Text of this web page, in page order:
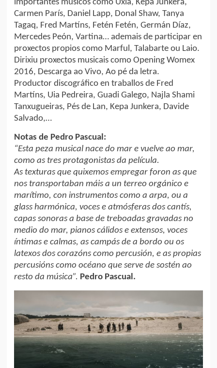
importantes músicos como Uxía, Kepa Junkera,
Carmen París, Daniel Lapp, Donal Shaw, Tanya
Tagaq, Fred Martíns, Fetén Fetén, Germán Díaz,
Mercedes Peón, Vartina… ademais de participar en
proxectos propios como Marful, Talabarte ou Laio.
Dirixiu proxectos musicais como Opening Womex
2016, Descarga ao Vivo, Ao pé da letra.
Productor discográfico en traballos de Fred
Martíns, Uia Pedreira, Guadi Galego, Najla Shami
Tanxugueiras, Pés de Lan, Kepa Junkera, Davide
Salvado,…
Notas de Pedro Pascual:
“Esta peza musical nace do mar e vuelve ao mar,
como as tres protagonistas da película.
As texturas que quixemos empregar foron as que
nos transportaban máis a un terreo orgánico e
marítimo, con instrumentos como a arpa, ou a
glass harmónica, voces e atmósferas dos cantís,
capas sonoras a base de treboadas gravadas no
medio do mar, pianos cálidos e extensos, voces
íntimas e calmas, as campás de a bordo ou os
latexos dos corazóns como percusión, e as propias
percusións como océano que serve de sostén ao
resto da música”. Pedro Pascual.